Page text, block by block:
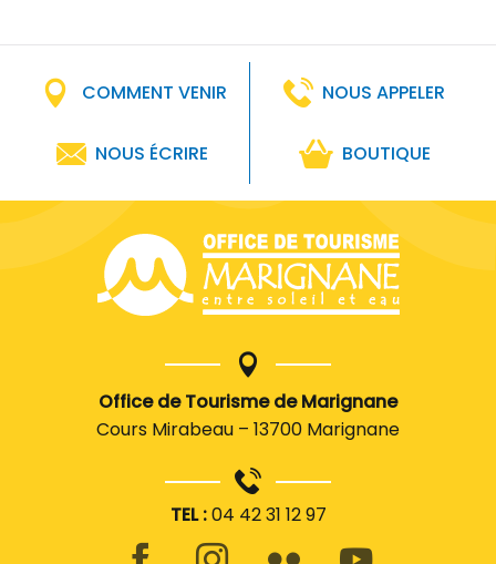
COMMENT VENIR NOUS APPELER
NOUS ÉCRIRE BOUTIQUE
Office de Tourisme de Marignane
Cours Mirabeau – 13700 Marignane
TEL :04 42 31 12 97